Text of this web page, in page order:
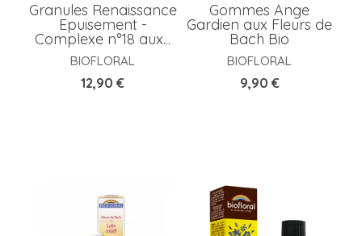
Granules Renaissance
Epuisement -
Complexe n°18 aux...
BIOFLORAL
Prix
12,90 €
Gommes Ange
Gardien aux Fleurs de
Bach Bio
BIOFLORAL
Prix
9,90 €